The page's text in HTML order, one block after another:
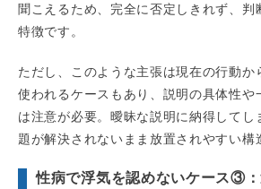
聞こえるため、完全に否定しきれず、判
特徴です。
ただし、このような主張は現在の行動か
使われるケースもあり、説明の具体性や
は注意が必要。曖昧な説明に納得してし
題が解決されないまま放置されやすい構
性病で浮気を認めないケース③